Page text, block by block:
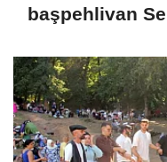
başpehlivan